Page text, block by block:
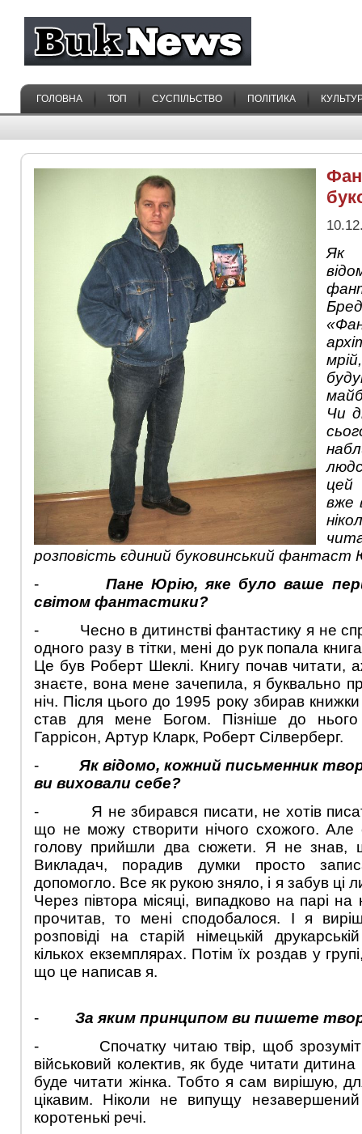
ГОЛОВНА ТОП СУСПІЛЬСТВО ПОЛІТИКА
Як
Чи
цей
вже
розповість єдиний буковинський
- Пане Юрію, яке було ваше
світом фантастики?
- Чесно в дитинстві фантастику я не
одного разу в тітки, мені до рук попала
Це був Роберт Шеклі. Книгу почав читати,
знаєте, вона мене зачепила, я буквально
ніч. Після цього до 1995 року збирав
став для мене Богом. Пізніше до нього
Гаррісон, Артур Кларк, Роберт Сілверберг.
- Як відомо, кожний письменник
ви виховали себе?
- Я не збирався писати, не хотів
що не можу створити нічого схожого.
голову прийшли два сюжети. Я не знав,
Викладач, порадив думки просто
допомогло. Все як рукою зняло, і я забув ці
Через півтора місяці, випадково на парі
прочитав, то мені сподобалося. І я
розповіді на старій німецькій
кількох екземплярах. Потім їх роздав у
що це написав я.
- За яким принципом ви пишете
- Спочатку читаю твір, щоб
військовий колектив, як буде читати
буде читати жінка. Тобто я сам вирішую,
цікавим. Ніколи не випущу
коротенькі речі.